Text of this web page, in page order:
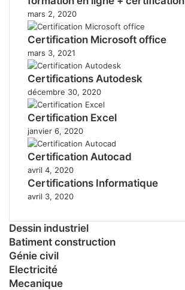
mars 2, 2020
Certification Microsoft office
mars 3, 2021
Certifications Autodesk
décembre 30, 2020
Certification Excel
janvier 6, 2020
Certification Autocad
avril 4, 2020
Certifications Informatique
avril 3, 2020
Dessin industriel
Batiment construction
Génie civil
Electricité
Mecanique